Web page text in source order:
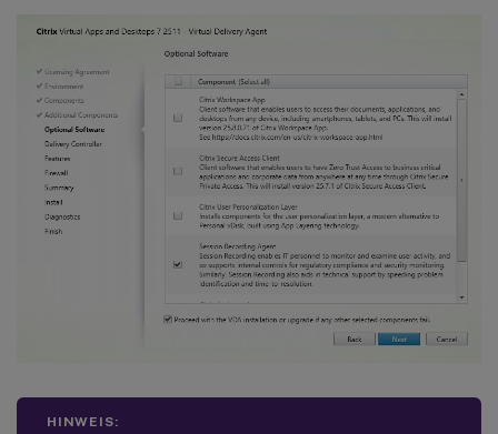
HINWEIS: